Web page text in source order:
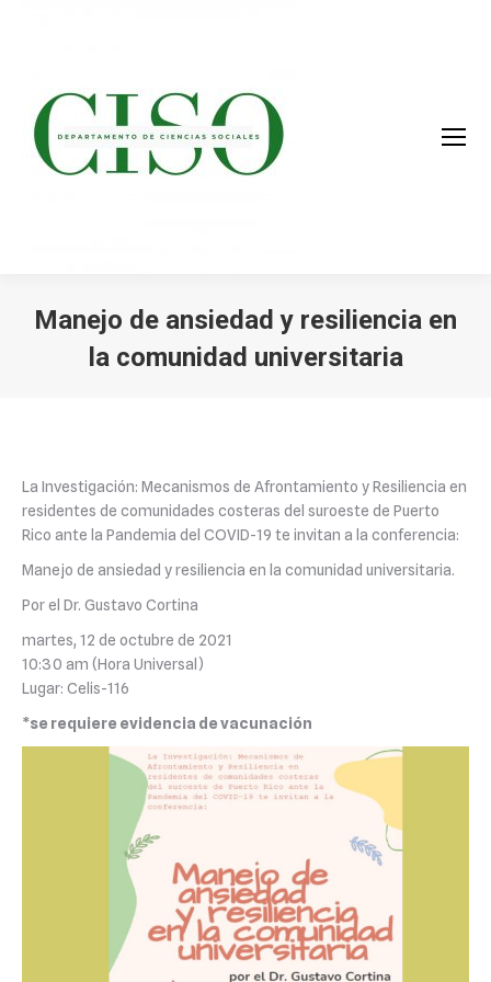
Manejo de ansiedad y resiliencia en
la comunidad universitaria
La Investigación: Mecanismos de Afrontamiento y Resiliencia en
residentes de comunidades costeras del suroeste de Puerto
Rico ante la Pandemia del COVID-19 te invitan a la conferencia:
Manejo de ansiedad y resiliencia en la comunidad universitaria.
Por el Dr. Gustavo Cortina
martes, 12 de octubre de 2021
10:30 am (Hora Universal)
Lugar: Celis-116
*se requiere evidencia de vacunación